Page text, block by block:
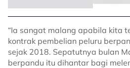
“Ia sangat malang apabila kita
kontrak pembelian peluru
sejak 2018. Sepatutnya bulan
berpandu itu dihantar bagi